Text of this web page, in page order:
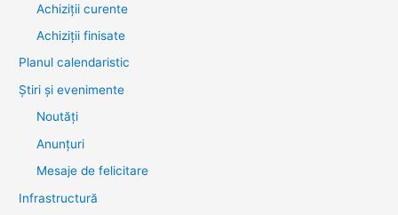
Achiziții curente
Achiziții finisate
Planul calendaristic
Știri şi evenimente
Noutăţi
Anunţuri
Mesaje de felicitare
Infrastructură